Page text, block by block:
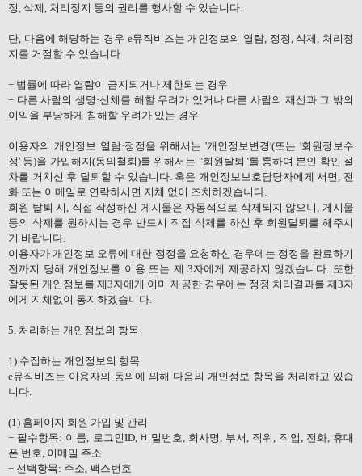
정, 삭제, 처리정지 등의 권리를 행사할 수 있습니다.
단, 다음에 해당하는 경우 e뮤직비즈는 개인정보의 열람, 정정,삭제, 처리정
지를 거절할 수 있습니다.
− 법률에 따라 열람이 금지되거나 제한되는 경우
− 다른 사람의 생명·신체를 해할 우려가 있거나 다른 사람의 재산과 그 밖의
이익을 부당하게 침해할 우려가 있는 경우
이용자의 개인정보 열람·정정을 위해서는 '개인정보변경'(또는 '회원정보수
정' 등)을 가입해지(동의철회)를 위해서는 "회원탈퇴"를 통하여 본인 확인 절
차를 거치신 후 탈퇴할 수 있습니다. 혹은 개인정보보호담당자에게 서면, 전
화 또는 이메일로 연락하시면 지체 없이 조치하겠습니다.
회원 탈퇴 시, 직접 작성하신 게시물은 자동적으로 삭제되지 않으니,게시물
등의 삭제를 원하시는 경우 반드시 직접 삭제를 하신 후 회원탈퇴를 해주시
기 바랍니다.
이용자가 개인정보 오류에 대한 정정을 요청하신 경우에는 정정을 완료하기
전까지 당해 개인정보를 이용 또는 제 3자에게 제공하지 않겠습니다. 또한
잘못된 개인정보를 제3자에게 이미 제공한 경우에는 정정 처리결과를 제3자
에게 지체없이 통지하겠습니다.
5. 처리하는 개인정보의 항목
1) 수집하는 개인정보의 항목
e뮤직비즈는 이용자의 동의에 의해 다음의 개인정보 항목을 처리하고 있습
니다.
(1) 홈페이지 회원 가입 및 관리
− 필수항목: 이름, 로그인ID, 비밀번호, 회사명, 부서, 직위, 직업, 전화, 휴대
폰 번호, 이메일 주소
− 선택항목: 주소, 팩스번호